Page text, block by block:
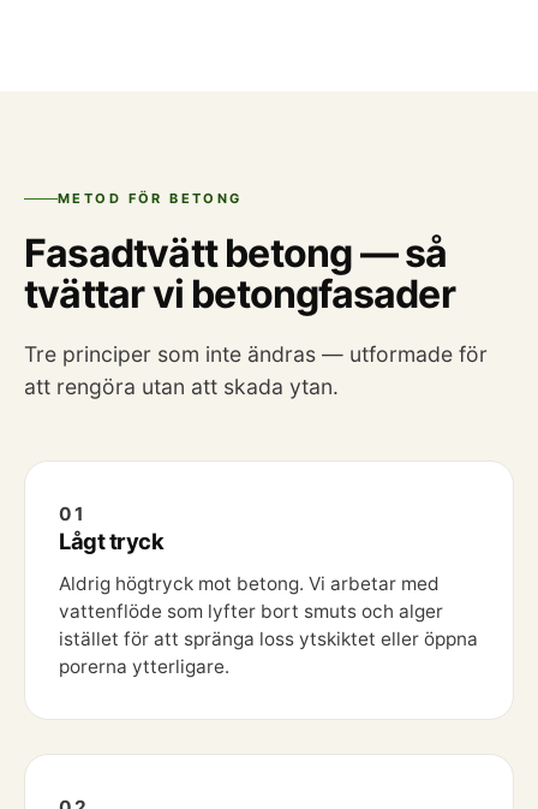
METOD FÖR BETONG
Fasadtvätt betong — så
tvättar vi betongfasader
Tre principer som inte ändras — utformade för
att rengöra utan att skada ytan.
01
Lågt tryck
Aldrig högtryck mot betong. Vi arbetar med
vattenflöde som lyfter bort smuts och alger
istället för att spränga loss ytskiktet eller öppna
porerna ytterligare.